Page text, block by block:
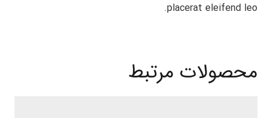
placerat eleifend leo.
محصولات مرتبط